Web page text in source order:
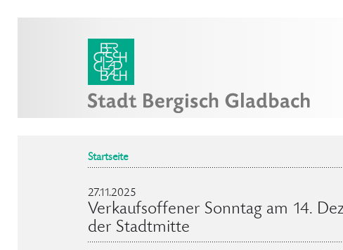
Startseite
27.11.2025
Verkaufsoffener Sonntag am 14.
der Stadtmitte